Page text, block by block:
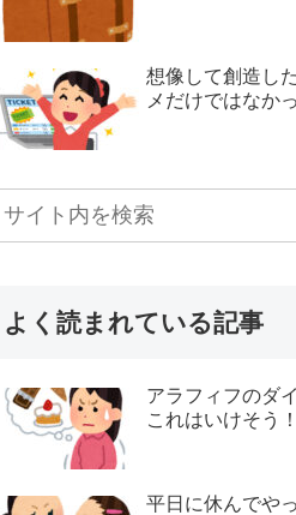
想像して創造し
メだけではなか
よく読まれている記事
アラフィフのダ
これはいけそう
平日に休んでや